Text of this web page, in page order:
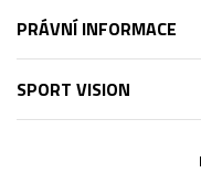
PRÁVNÍ INFORMACE
SPORT VISION